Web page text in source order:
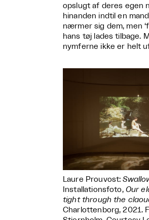
opslugt af deres egen
hinanden indtil en
nærmer sig dem, men
hans tøj lades tilbage.
nymferne ikke er helt
Laure Prouvost:
Installationsfoto, Our
tight through the
Charlottenborg, 2021.